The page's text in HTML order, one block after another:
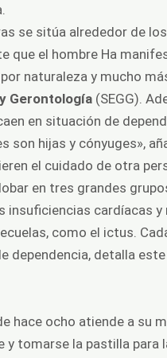
se sitúa alrededor de
el hombre Ha
naturaleza y mucho
Gerontología (SEGG).
en situación de
hijas y cónyuges»,
el cuidado de otra
en tres grandes
insuficiencias cardíacas
como el ictus.
dependencia, detalla
hace ocho atiende a su
tomarse la pastilla